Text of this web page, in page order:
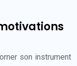
son instrument